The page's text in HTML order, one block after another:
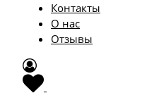
Контакты
О нас
Отзывы